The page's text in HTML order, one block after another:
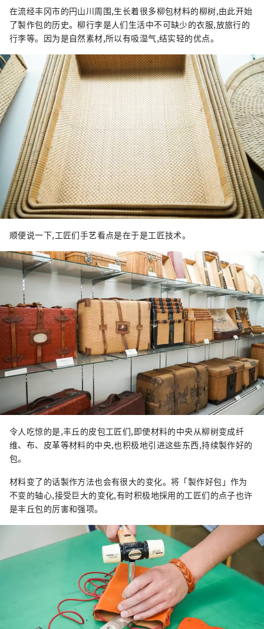
在流经丰冈市的円山川周围,生长着很多柳包材料的柳树,由此开始
了製作包的历史。柳行李是人们生活中不可缺少的衣服,放旅行的
行李等。因为是自然素材,所以有吸湿气,结实轻的优点。
顺便说一下,工匠们手艺看点是在于是工匠技术。
令人吃惊的是,丰丘的皮包工匠们,即使材料的中央从柳树变成纤
维、布、皮革等材料的中央,也积极地引进这些东西,持续製作好的
包。
材料变了的话製作方法也会有很大的变化。将「製作好包」作为
不变的轴心,接受巨大的变化,有时积极地採用的工匠们的点子也许
是丰丘包的厉害和强项。